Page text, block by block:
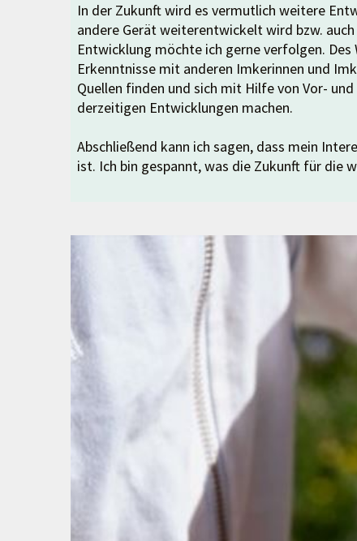
In der Zukunft wird es vermutlich weitere
andere Gerät weiterentwickelt wird bzw.
Entwicklung möchte ich gerne verfolgen.
Erkenntnisse mit anderen Imkerinnen und
Quellen finden und sich mit Hilfe von Vor-
derzeitigen Entwicklungen machen.
Abschließend kann ich sagen, dass mein
ist. Ich bin gespannt, was die Zukunft für die